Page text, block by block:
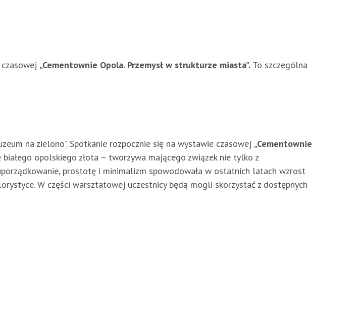
„Cementownie Opola. Przemysł w strukturze miasta”. To szczególna
na zielono”. Spotkanie rozpocznie się na wystawie czasowej „Cementownie
opolskiego złota – tworzywa mającego związek nie tylko z
prostotę i minimalizm spowodowała w ostatnich latach wzrost
W części warsztatowej uczestnicy będą mogli skorzystać z dostępnych